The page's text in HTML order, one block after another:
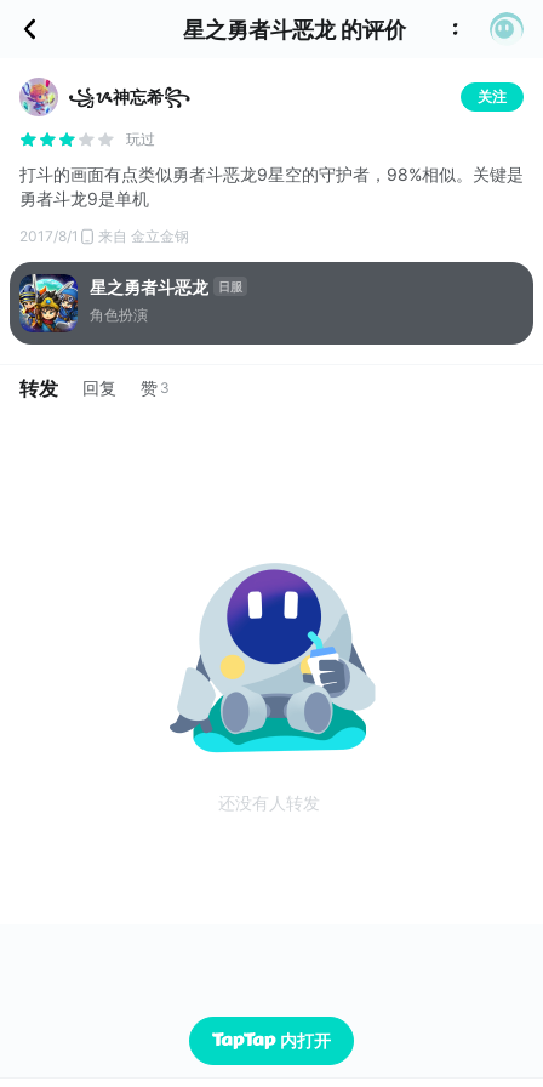
星之勇者斗恶龙 的评价
꧁ᝰ神忘希꧂ 关注
玩过
打斗的画面有点类似勇者斗恶龙9星空的守护者，98%相似。关键是
勇者斗龙9是单机
2017/8/1 来自 金立金钢
星之勇者斗恶龙 日服
角色扮演
转发 回复 赞 3
还没有人转发
内打开